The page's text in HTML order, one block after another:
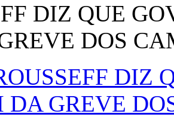
DIZ QUE
DOS
DIZ
DA GREVE